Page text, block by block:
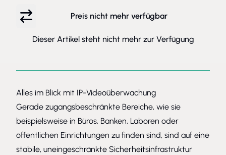
Preis nicht mehr verfügbar
Dieser Artikel steht nicht mehr zur Verfügung
Alles im Blick mit IP-Videoüberwachung
Gerade zugangsbeschränkte Bereiche, wie sie
beispielsweise in Büros, Banken, Laboren oder
öffentlichen Einrichtungen zu finden sind, sind auf eine
stabile, uneingeschränkte Sicherheitsinfrastruktur